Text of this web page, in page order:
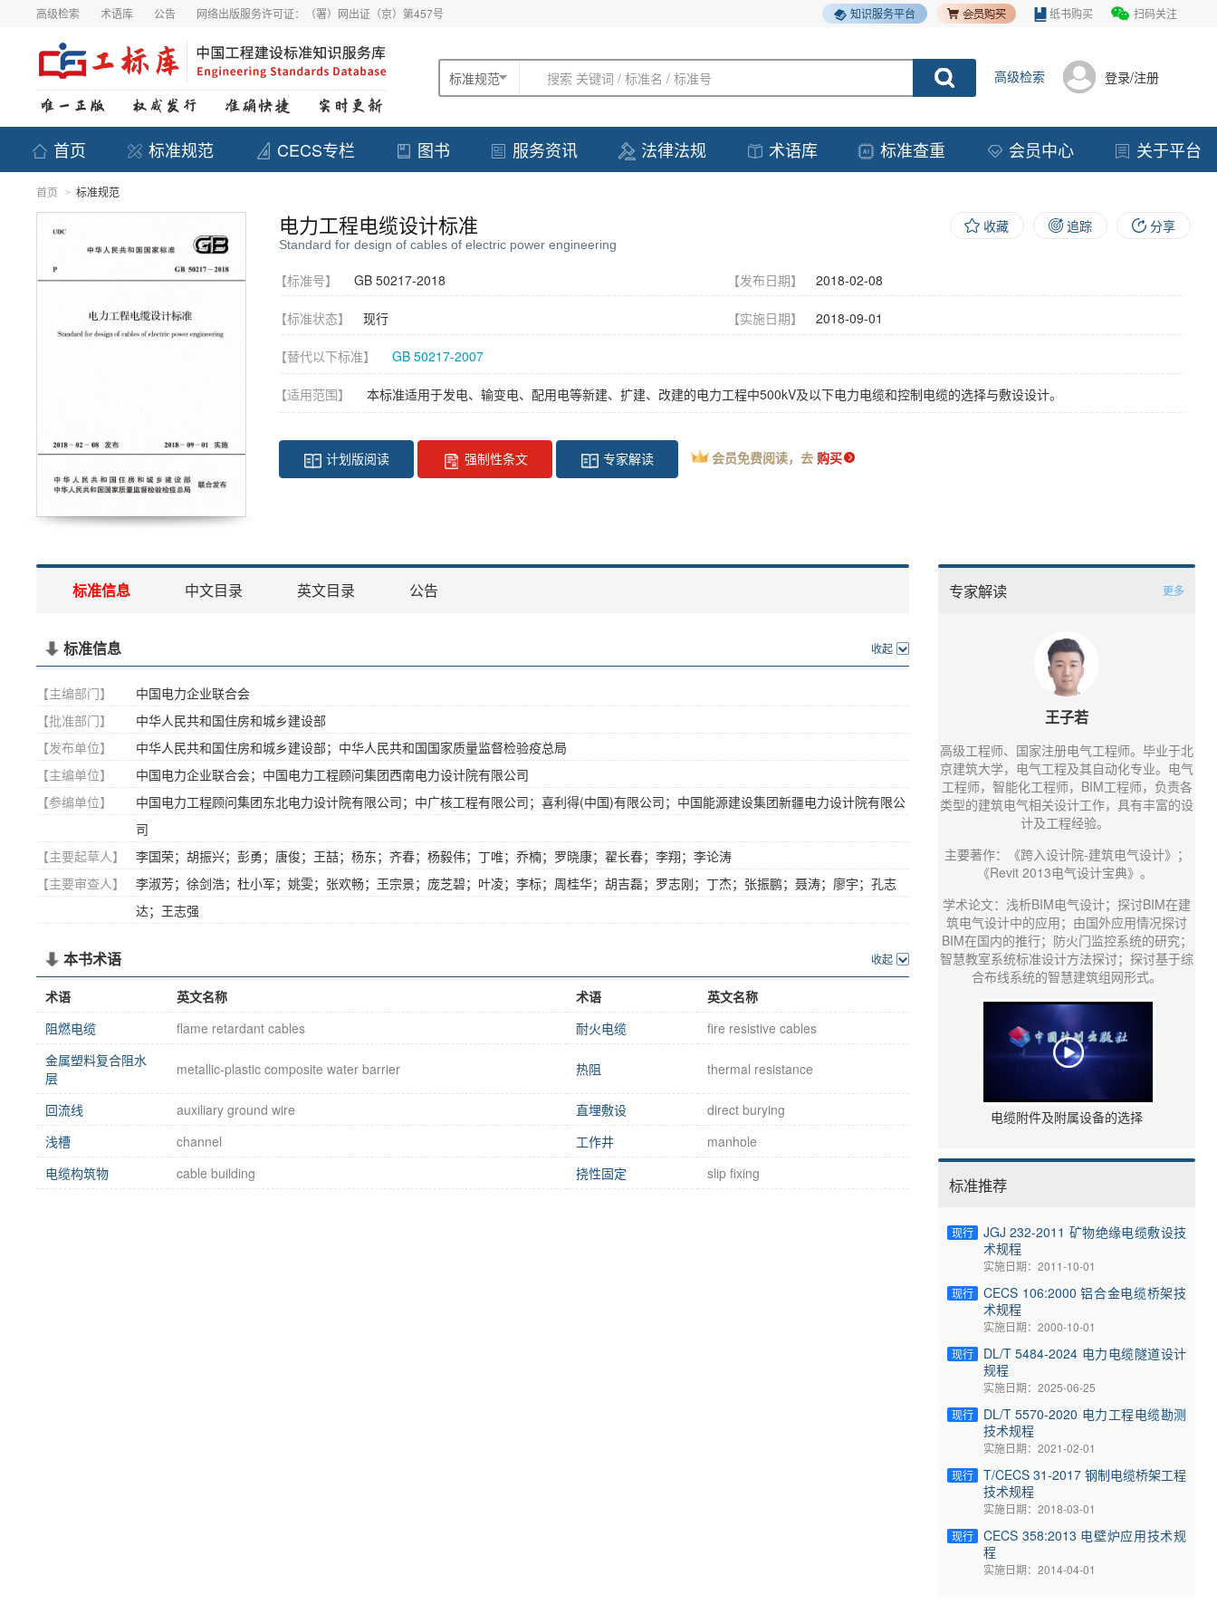
高级检索 术语库 公告 网络出版服务许可证：（署）网出证（京）第457号 知识服务平台 纸书购买 扫码关注
标准规范 AI智能检索 输入您的问题 高级检索 登录/注册
首页 标准规范 CECS专栏 图书 服务资讯 法律法规 术语库 标准查重 会员中心 关于平台
首页 > 标准规范
电力工程电缆设计标准
Standard for design of cables of electric power engineering
【标准号】 GB 50217-2018 【发布日期】 2018-02-08
【标准状态】 现行 【实施日期】 2018-09-01
【替代以下标准】 GB 50217-2007
【适用范围】 本标准适用于发电、输变电、配用电等新建、扩建、改建的电力工程中500kV及以下电力电缆和控制电缆的选择与敷设设计。
计划版阅读 强制性条文 专家解读 会员免费阅读，去 购买
收藏 追踪 分享
标准信息 中文目录 英文目录 公告
收起
标准信息
【主编部门】
中国电力企业联合会
【批准部门】
中华人民共和国住房和城乡建设部
【发布单位】
中华人民共和国住房和城乡建设部；中华人民共和国国家质量监督检验疫总局
【主编单位】
中国电力企业联合会；中国电力工程顾问集团西南电力设计院有限公司
【参编单位】
中国电力工程顾问集团东北电力设计院有限公司；中广核工程有限公司；喜利得(中国)有限公司；中国能源建设集团新疆电力设计院有限公
司
【主要起草人】
李国荣；胡振兴；彭勇；唐俊；王喆；杨东；齐春；杨毅伟；丁唯；乔楠；罗晓康；翟长春；李翔；李论涛
【主要审查人】
李淑芳；徐剑浩；杜小军；姚雯；张欢畅；王宗景；庞芝碧；叶凌；李标；周桂华；胡吉磊；罗志刚；丁杰；张振鹏；聂涛；廖宇；孔志
达；王志强
收起
本书术语
术语 英文名称 术语
英文名称
阻燃电缆
flame retardant cables 耐火电缆
fire resistive cables
金属塑料复合阻水
层
metallic-plastic composite water barrier 热阻 thermal resistance
回流线 auxiliary ground wire 直埋敷设
direct burying
浅槽
channel 工作井
manhole
电缆构筑物
cable building 挠性固定 slip fixing
专家解读 更多
王子若
高级工程师、国家注册电气工程师。毕业于北
京建筑大学，电气工程及其自动化专业。电气
工程师，智能化工程师，BIM工程师，负责各
类型的建筑电气相关设计工作，具有丰富的设
计及工程经验。
主要著作：《跨入设计院-建筑电气设计》；
《Revit 2013电气设计宝典》。
学术论文：浅析BIM电气设计；探讨BIM在建
筑电气设计中的应用；由国外应用情况探讨
BIM在国内的推行；防火门监控系统的研究；
智慧教室系统标准设计方法探讨；探讨基于综
合布线系统的智慧建筑组网形式。
电缆附件及附属设备的选择
标准推荐
现行
JGJ 232-2011 矿物绝缘电缆敷设技
术规程
实施日期：2011-10-01
现行
CECS 106:2000 铝合金电缆桥架技
术规程
实施日期：2000-10-01
现行
DL/T 5484-2024 电力电缆隧道设计
规程
实施日期：2025-06-25
现行
DL/T 5570-2020 电力工程电缆勘测
技术规程
实施日期：2021-02-01
现行
T/CECS 31-2017 钢制电缆桥架工程
技术规程
实施日期：2018-03-01
现行
CECS 358:2013 电壁炉应用技术规
程
实施日期：2014-04-01